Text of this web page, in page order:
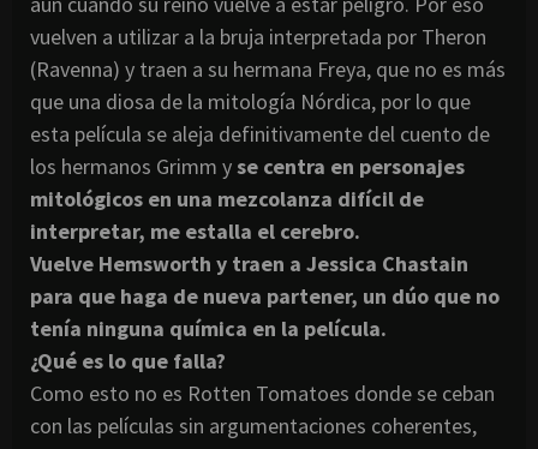
vuelven a utilizar a la bruja interpretada por Theron
(Ravenna) y traen a su hermana Freya, que no es más
que una diosa de la mitología Nórdica, por lo que
esta película se aleja definitivamente del cuento de
los hermanos Grimm yse centra en personajes
mitológicos en una mezcolanza difícil de
interpretar, me estalla el cerebro.
Vuelve Hemsworth y traen a Jessica Chastain
para que haga de nueva partener, un dúo que no
tenía ninguna química en la película.
¿Qué es lo que falla?
Como esto no es Rotten Tomatoes donde se ceban
con las películas sin argumentaciones coherentes,